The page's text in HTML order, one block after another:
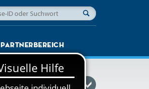
Partnerbereich
Reisefinder einblenden